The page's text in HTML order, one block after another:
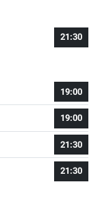
21:30
19:00
19:00
21:30
21:30